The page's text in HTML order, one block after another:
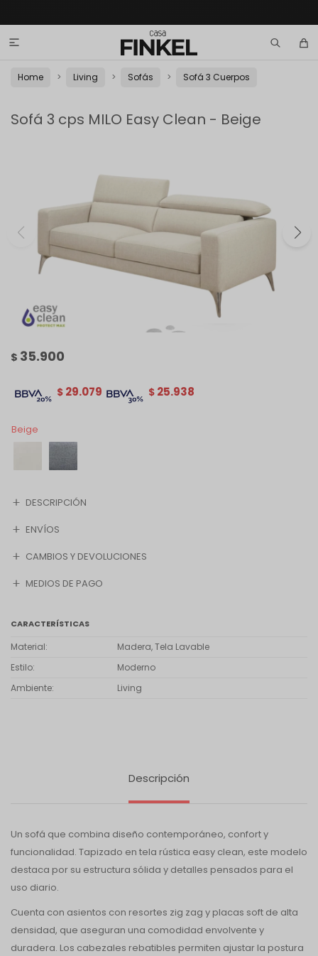

Home Living Sofás Sofá 3 Cuerpos
Sofá 3 cps MILO Easy Clean - Beige
$ 35.900
$ 25.938
$ 29.079
Beige
DESCRIPCIÓN
ENVÍOS
CAMBIOS Y DEVOLUCIONES
MEDIOS DE PAGO
CARACTERÍSTICAS
Material
Madera, Tela Lavable
Estilo
Moderno
Ambiente
Living
Descripción
Un sofá que combina diseño contemporáneo, confort y
funcionalidad. Tapizado en tela rústica easy clean, este modelo
destaca por su estructura sólida y detalles pensados para el
uso diario.
Cuenta con asientos con resortes zig zag y placas soft de alta
densidad, que aseguran una comodidad envolvente y
duradera. Los cabezales rebatibles permiten ajustar la postura